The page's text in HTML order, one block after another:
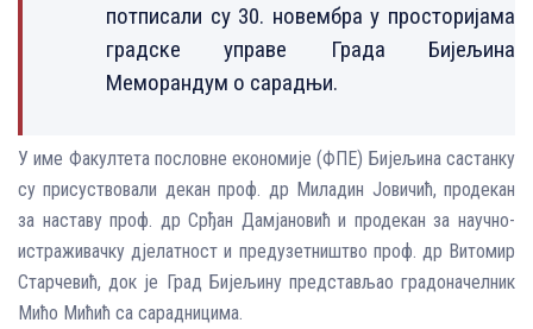
потписали су 30. новембра у просторијама
градске управе Града Бијељина
Меморандум о сарадњи.
У име Факултета пословне економије (ФПЕ) Бијељина састанку
су присуствовали декан проф. др Миладин Јовичић, продекан
за наставу проф. др Срђан Дамјановић и продекан за научно-
истраживачку дјелатност и предузетништво проф. др Витомир
Старчевић, док је Град Бијељину представљао градоначелник
Мићо Мићић са сарадницима.